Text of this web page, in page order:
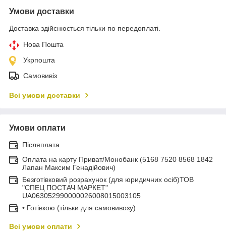
Умови доставки
Доставка здійснюється тільки по передоплаті.
Нова Пошта
Укрпошта
Самовивіз
Всі умови доставки
Умови оплати
Післяплата
Оплата на карту Приват/Монобанк (5168 7520 8568 1842
Лапан Максим Генадійович)
Безготівковий розрахунок (для юридичних осіб)ТОВ
"СПЕЦ ПОСТАЧ МАРКЕТ"
UA063052990000026008015003105
• Готівкою (тільки для самовивозу)
Всі умови оплати